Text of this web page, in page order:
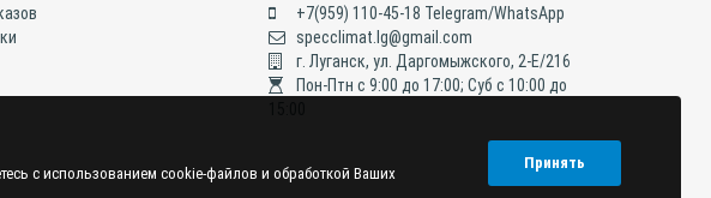
+7(959) 110-45-18 Telegram/WhatsApp
specclimat.lg@gmail.com
г. Луганск, ул. Даргомыжского, 2-Е/216
Пон-Птн с 9:00 до 17:00; Суб с 10:00 до
с использованием cookie-файлов и обработкой Ваших
Принять